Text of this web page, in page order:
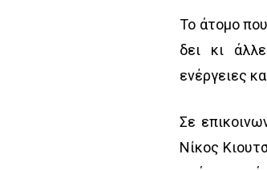
Το άτομο
δει κι
ενέργειες
Σε
Νίκος